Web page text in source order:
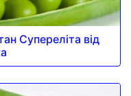
Супереліта від